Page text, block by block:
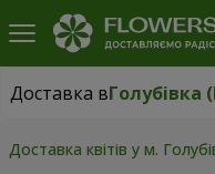
Доставка в
Доставка в
Доставка квітів у м.